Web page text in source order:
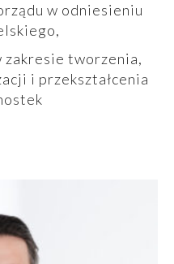
w odniesieniu
zakresie tworzenia,
i przekształcenia